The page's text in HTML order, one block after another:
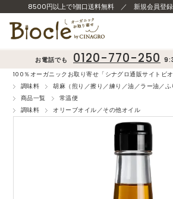
8500円以上で1個口送料無料 ／ 新規会員登
お電話でも 0120-770-250
100％オーガニックお取り寄せ「シナグロ通販サイトビ
調味料
胡麻（煎り／擦り／練り／油／ラー油／ふ
商品一覧
常温便
調味料
オリーブオイル／その他オイル